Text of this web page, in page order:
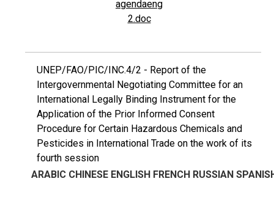
UNEP/FAO/PIC/INC.4/2 - Report of the
Intergovernmental Negotiating Committee for an
International Legally Binding Instrument for the
Application of the Prior Informed Consent
Procedure for Certain Hazardous Chemicals and
Pesticides in International Trade on the work of its
fourth session
ARABIC CHINESE ENGLISH FRENCH RUSSIAN